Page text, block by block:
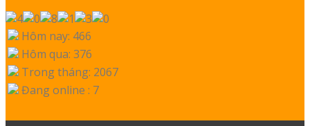
Hôm nay: 466
Hôm qua: 376
Trong tháng: 2067
Đang online : 7